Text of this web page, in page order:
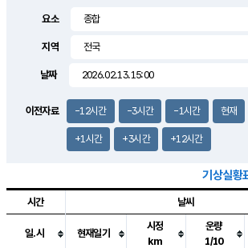
1.9m/s
요소
지역
날짜
이전자료 -12시간 -3시간 -1시간 현재
+1시간 +3시간 +12시간
기상실황
시간 날씨
일.시 현재일기
시정
km
운량
1/10